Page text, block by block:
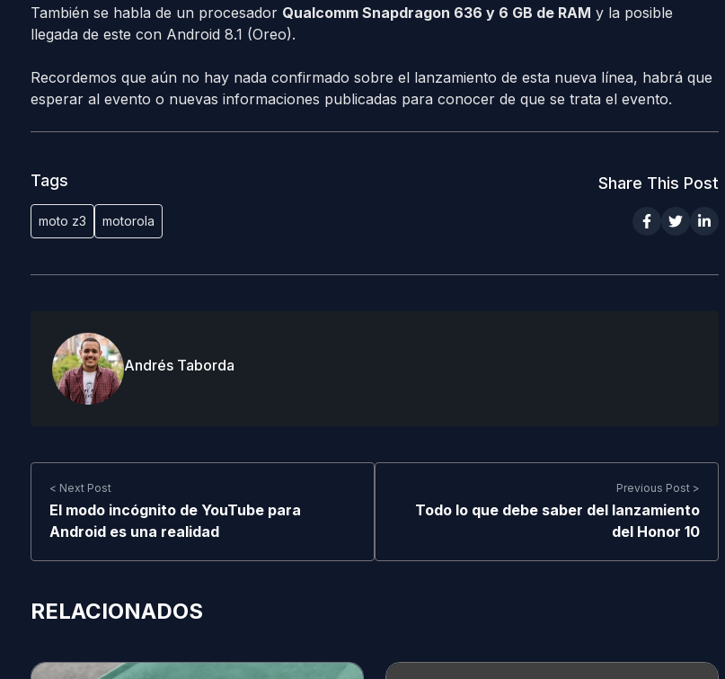
También se habla de un procesador Qualcomm Snapdragon 636 y 6 GB de RAM y la posible
llegada de este con Android 8.1 (Oreo).
Recordemos que aún no hay nada confirmado sobre el lanzamiento de esta nueva línea, habrá que
esperar al evento o nuevas informaciones publicadas para conocer de que se trata el evento.
Tags
moto z3 motorola
Share This Post
Andrés Taborda
< Next Post
El modo incógnito de YouTube para
Android es una realidad
Previous Post >
Todo lo que debe saber del lanzamiento
del Honor 10
RELACIONADOS